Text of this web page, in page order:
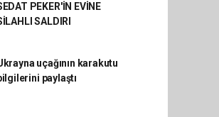
PEKER'İN EVİNE
SALDIRI
uçağının karakutu
paylaştı